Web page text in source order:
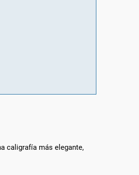
caligrafía más elegante,